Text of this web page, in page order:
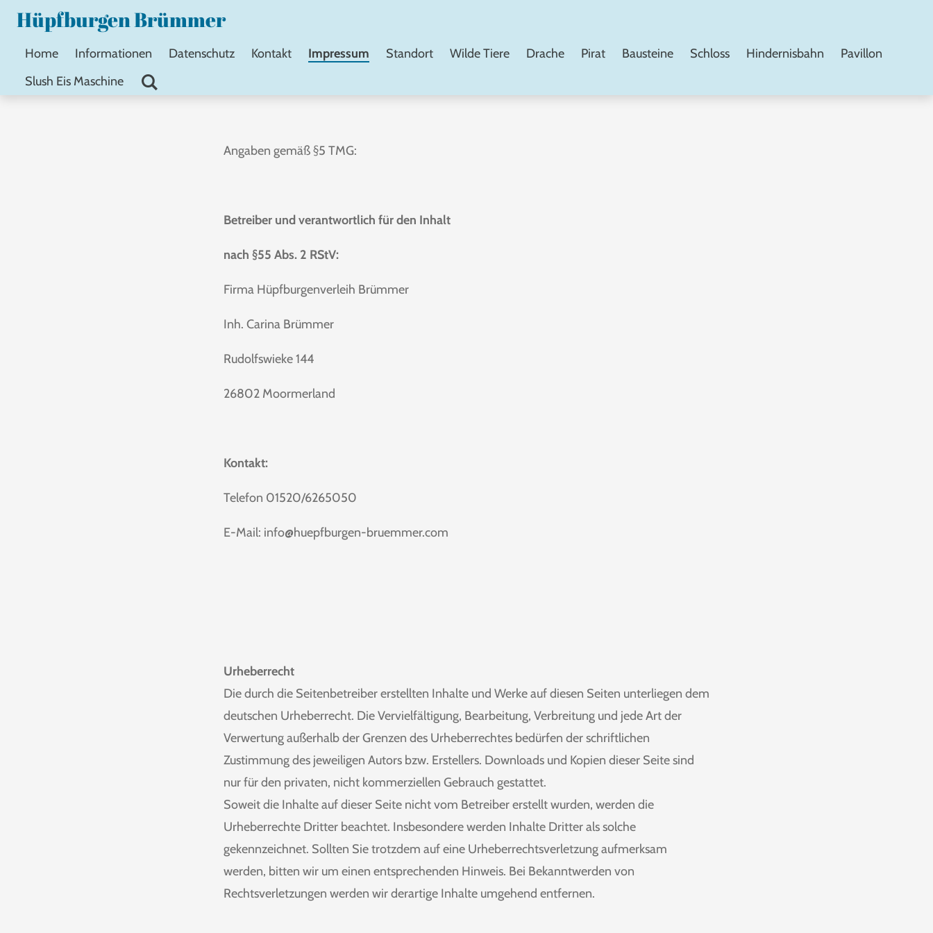
Zum
springen
Hüpfburgen Brümmer
Home Informationen Datenschutz Kontakt Impressum Standort Wilde Tiere Drache Pirat Bausteine Schloss Hindernisbahn
Pavillon
Slush Eis Maschine
Angaben gemäß §5 TMG:
Betreiber und verantwortlich für den Inhalt
nach §55 Abs. 2 RStV:
Firma Hüpfburgenverleih Brümmer
Inh. Carina Brümmer
Rudolfswieke 144
26802 Moormerland
Kontakt:
Telefon 01520/6265050
E-Mail: info@huepfburgen-bruemmer.com
Urheberrecht
Die durch die Seitenbetreiber erstellten Inhalte und Werke auf diesen Seiten unterliegen dem
deutschen Urheberrecht. Die Vervielfältigung, Bearbeitung, Verbreitung und jede Art der
Verwertung außerhalb der Grenzen des Urheberrechtes bedürfen der schriftlichen
Zustimmung des jeweiligen Autors bzw. Erstellers. Downloads und Kopien dieser Seite sind
nur für den privaten, nicht kommerziellen Gebrauch gestattet.
Soweit die Inhalte auf dieser Seite nicht vom Betreiber erstellt wurden, werden die
Urheberrechte Dritter beachtet. Insbesondere werden Inhalte Dritter als solche
gekennzeichnet. Sollten Sie trotzdem auf eine Urheberrechtsverletzung aufmerksam
werden, bitten wir um einen entsprechenden Hinweis. Bei Bekanntwerden von
Rechtsverletzungen werden wir derartige Inhalte umgehend entfernen.